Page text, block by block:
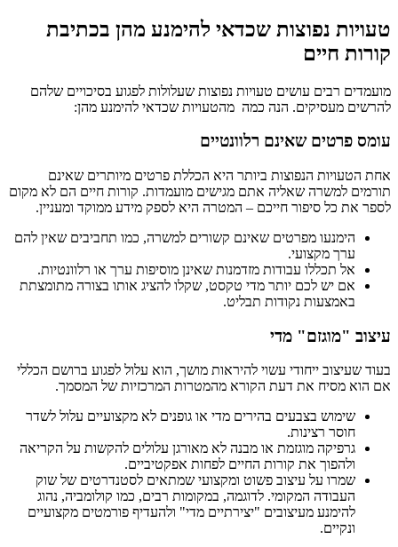
טעויות נפוצות שכדאי להימנע מהן בכתיבת
קורות חיים
מועמדים רבים עושים טעויות נפוצות שעלולות לפגוע בסיכויים שלהם
להרשים מעסיקים. הנה כמה מהטעויות שכדאי להימנע מהן:
עומס פרטים שאינם רלוונטיים
אחת הטעויות הנפוצות ביותר היא הכללת פרטים מיותרים שאינם
תורמים למשרה שאליה אתם מגישים מועמדות. קורות חיים הם לא מקום
לספר את כל סיפור חייכם – המטרה היא לספק מידע ממוקד ומעניין.
הימנעו מפרטים שאינם קשורים למשרה, כמו תחביבים שאין להם
ערך מקצועי.
אל תכללו עבודות מזדמנות שאינן מוסיפות ערך או רלוונטיות.
אם יש לכם יותר מדי טקסט, שקלו להציג אותו בצורה מתומצתת
באמצעות נקודות תבליט.
עיצוב "מוגזם" מדי
בעוד שעיצוב ייחודי עשוי להיראות מושך, הוא עלול לפגוע ברושם הכללי
אם הוא מסיח את דעת הקורא מהמטרות המרכזיות של המסמך.
שימוש בצבעים בהירים מדי או גופנים לא מקצועיים עלול לשדר
חוסר רצינות.
גרפיקה מוגזמת או מבנה לא מאורגן עלולים להקשות על הקריאה
ולהפוך את קורות החיים לפחות אפקטיביים.
שמרו על עיצוב פשוט ומקצועי שמתאים לסטנדרטים של שוק
העבודה המקומי. לדוגמה, במקומות רבים, כמו קולומביה, נהוג
להימנע מעיצובים "יצירתיים מדי" ולהעדיף פורמטים מקצועיים
ונקיים.